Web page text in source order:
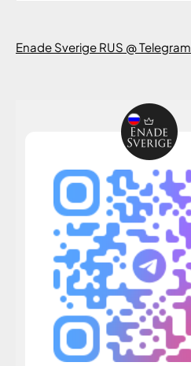
Enade Sverige RUS @ Telegram